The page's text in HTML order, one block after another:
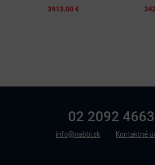
3913.00 €
02 2092 4663
info@nabbi.sk Kontaktné